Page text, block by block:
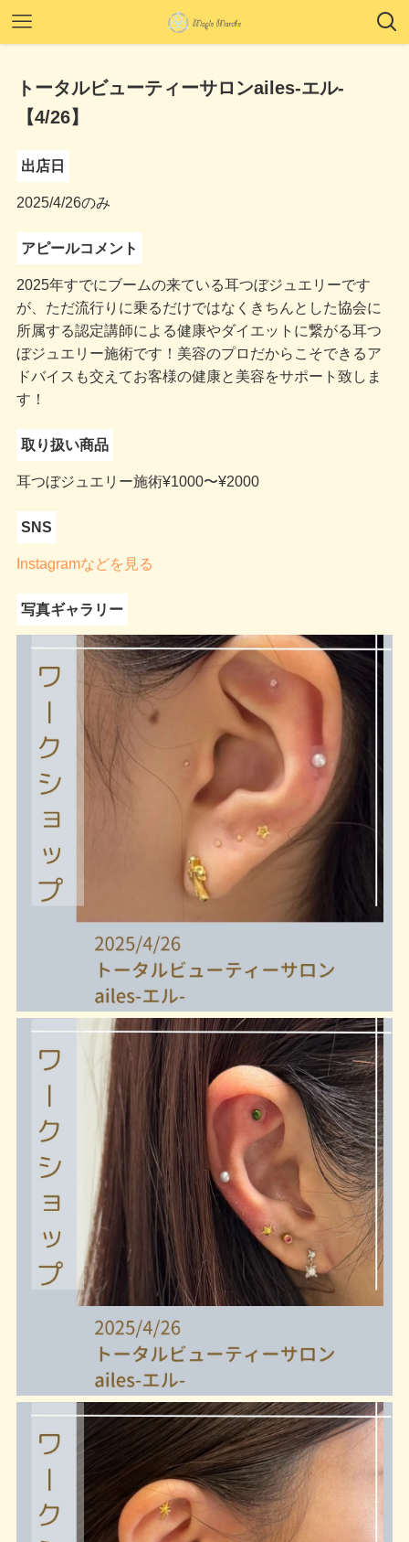
トータルビューティーサロンailes-エル-
【4/26】
出店日
2025/4/26のみ
アピールコメント
2025年すでにブームの来ている耳つぼジュエリーです
が、ただ流行りに乗るだけではなくきちんとした協会に
所属する認定講師による健康やダイエットに繋がる耳つ
ぼジュエリー施術です！美容のプロだからこそできるア
ドバイスも交えてお客様の健康と美容をサポート致しま
す！
取り扱い商品
耳つぼジュエリー施術¥1000〜¥2000
SNS
Instagramなどを見る
写真ギャラリー